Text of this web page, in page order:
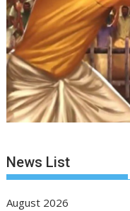
News List
August 2026